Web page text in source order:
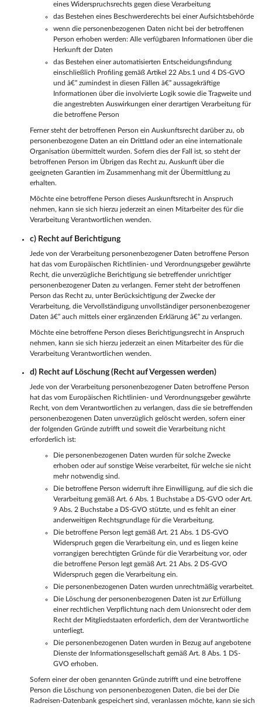
eines Widerspruchsrechts gegen diese Verarbeitung
das Bestehen eines Beschwerderechts bei einer Aufsichtsbehörde
wenn die personenbezogenen Daten nicht bei der betroffenen
Person erhoben werden: Alle verfügbaren Informationen über die
Herkunft der Daten
das Bestehen einer automatisierten Entscheidungsfindung
einschließlich Profiling gemäß Artikel 22 Abs.1 und 4 DS-GVO
und â€” zumindest in diesen Fällen â€” aussagekräftige
Informationen über die involvierte Logik sowie die Tragweite und
die angestrebten Auswirkungen einer derartigen Verarbeitung für
die betroffene Person
Ferner steht der betroffenen Person ein Auskunftsrecht darüber zu, ob
personenbezogene Daten an ein Drittland oder an eine internationale
Organisation übermittelt wurden. Sofern dies der Fall ist, so steht der
betroffenen Person im Übrigen das Recht zu, Auskunft über die
geeigneten Garantien im Zusammenhang mit der Übermittlung zu
erhalten.
Möchte eine betroffene Person dieses Auskunftsrecht in Anspruch
nehmen, kann sie sich hierzu jederzeit an einen Mitarbeiter des für die
Verarbeitung Verantwortlichen wenden.
c) Recht auf Berichtigung
Jede von der Verarbeitung personenbezogener Daten betroffene Person
hat das vom Europäischen Richtlinien- und Verordnungsgeber gewährte
Recht, die unverzügliche Berichtigung sie betreffender unrichtiger
personenbezogener Daten zu verlangen. Ferner steht der betroffenen
Person das Recht zu, unter Berücksichtigung der Zwecke der
Verarbeitung, die Vervollständigung unvollständiger personenbezogener
Daten â€” auch mittels einer ergänzenden Erklärung â€” zu verlangen.
Möchte eine betroffene Person dieses Berichtigungsrecht in Anspruch
nehmen, kann sie sich hierzu jederzeit an einen Mitarbeiter des für die
Verarbeitung Verantwortlichen wenden.
d) Recht auf Löschung (Recht auf Vergessen werden)
Jede von der Verarbeitung personenbezogener Daten betroffene Person
hat das vom Europäischen Richtlinien- und Verordnungsgeber gewährte
Recht, von dem Verantwortlichen zu verlangen, dass die sie betreffenden
personenbezogenen Daten unverzüglich gelöscht werden, sofern einer
der folgenden Gründe zutrifft und soweit die Verarbeitung nicht
erforderlich ist:
Die personenbezogenen Daten wurden für solche Zwecke
erhoben oder auf sonstige Weise verarbeitet, für welche sie nicht
mehr notwendig sind.
Die betroffene Person widerruft ihre Einwilligung, auf die sich die
Verarbeitung gemäß Art. 6 Abs. 1 Buchstabe a DS-GVO oder Art.
9 Abs. 2 Buchstabe a DS-GVO stützte, und es fehlt an einer
anderweitigen Rechtsgrundlage für die Verarbeitung.
Die betroffene Person legt gemäß Art. 21 Abs. 1 DS-GVO
Widerspruch gegen die Verarbeitung ein, und es liegen keine
vorrangigen berechtigten Gründe für die Verarbeitung vor, oder
die betroffene Person legt gemäß Art. 21 Abs. 2 DS-GVO
Widerspruch gegen die Verarbeitung ein.
Die personenbezogenen Daten wurden unrechtmäßig verarbeitet.
Die Löschung der personenbezogenen Daten ist zur Erfüllung
einer rechtlichen Verpflichtung nach dem Unionsrecht oder dem
Recht der Mitgliedstaaten erforderlich, dem der Verantwortliche
unterliegt.
Die personenbezogenen Daten wurden in Bezug auf angebotene
Dienste der Informationsgesellschaft gemäß Art. 8 Abs. 1 DS-
GVO erhoben.
Sofern einer der oben genannten Gründe zutrifft und eine betroffene
Person die Löschung von personenbezogenen Daten, die bei der Die
Radreisen-Datenbank gespeichert sind, veranlassen möchte, kann sie sich